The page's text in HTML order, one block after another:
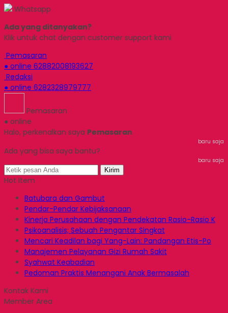
Whatsapp
Ada yang ditanyakan?
Klik untuk chat dengan customer support kami
Pemasaran
● online 62882008193627
Redaksi
● online 6282328979777
Pemasaran
● online
Halo, perkenalkan saya Pemasaran
baru saja
Ada yang bisa saya bantu?
baru saja
Kirim
Hot Item
Batubara dan Gambut
Pendar-Pendar Kebijaksanaan
Kinerja Perusahaan dengan Pendekatan Rasio-Rasio K
Psikoanalisis; Sebuah Pengantar Singkat
Mencari Keadilan bagi Yang-Lain: Pandangan Etis-Po
Manajemen Pelayanan Gizi Rumah Sakit
Syahwat Keabadian
Pedoman Praktis Menangani Anak Bermasalah
Kontak Kami
Member Area